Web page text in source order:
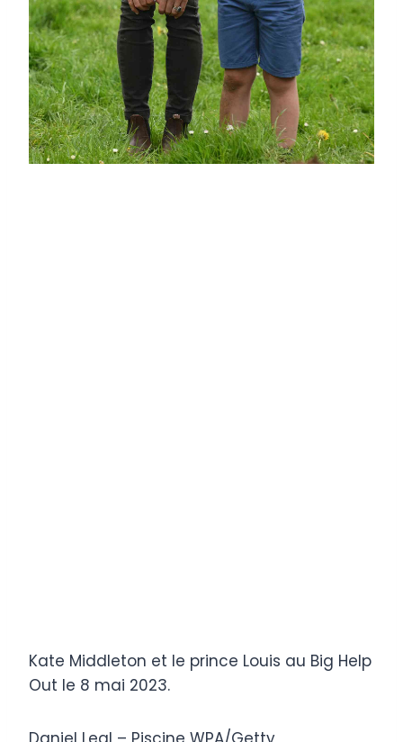
Kate Middleton et le prince Louis au Big Help
Out le 8 mai 2023.